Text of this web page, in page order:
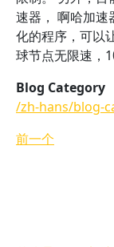
速器， 啊哈加速
化的程序，可以
球节点无限速，
Blog Category
/zh-hans/blog-
前一个